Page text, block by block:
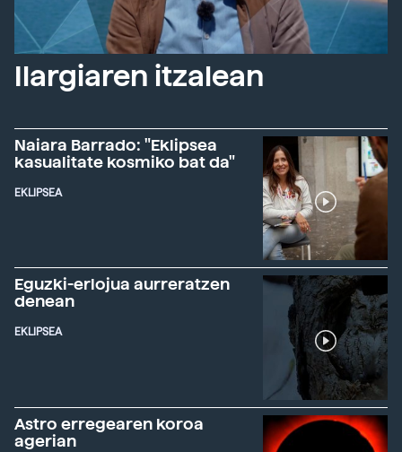
Ilargiaren itzalean
Naiara Barrado: "Eklipsea
kasualitate kosmiko bat da"
EKLIPSEA
Eguzki-erlojua aurreratzen
denean
EKLIPSEA
Astro erregearen koroa
agerian